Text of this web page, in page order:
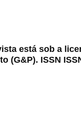
está sob a
(G&P). ISSN